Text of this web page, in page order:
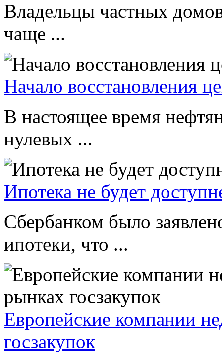
Владельцы частных
чаще ...
Начало восстановления
В настоящее время
нулевых ...
Ипотека не будет
Сбербанком было
ипотеки, что ...
Европейские компании
госзакупок